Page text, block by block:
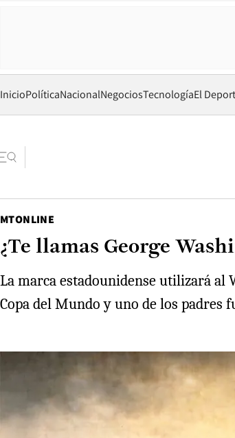
InicioPolíticaNacionalNegociosTecnologíaEl
MTONLINE
¿Te llamas George
La marca estadounidense utilizará al
Copa del Mundo y uno de los padres